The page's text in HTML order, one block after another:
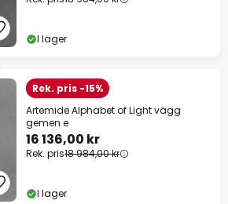
I lager
Rek. pris -15%
Artemide Alphabet of Light vägg
gemen e
16 136,00 kr
Rek. pris18 984,00 kr
I lager